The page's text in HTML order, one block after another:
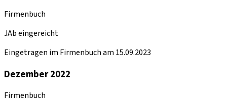
Firmenbuch
JAb eingereicht
Eingetragen im Firmenbuch am 15.09.2023
Dezember 2022
Firmenbuch